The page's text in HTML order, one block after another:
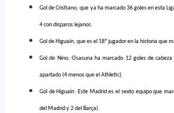
Gol de Cristiano, que ya ha marcado 36 goles en esta
4 con disparos lejanos.
Gol de Higuaín, que es el 18º jugador en la historia que
Gol de Nino. Osasuna ha marcado 12 goles de
apartado (4 menos que el Athletic).
Gol de Higuaín. Este Madrid es el sexto equipo que
del Madrid y 2 del Barça).